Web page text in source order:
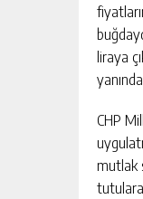
liraya
CHP
mutlak